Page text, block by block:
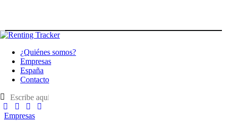
¿Quiénes somos?
Empresas
España
Contacto
Empresas